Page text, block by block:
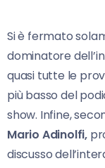
Si è fermato
dominatore
quasi tutte le
più basso del
show. Infine,
Mario Adinolfi,
discusso